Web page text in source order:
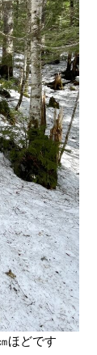
ほどです